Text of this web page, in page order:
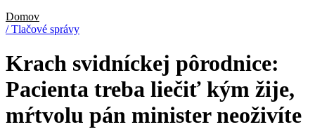
Domov
/ Tlačové správy
Krach svidníckej pôrodnice:
Pacienta treba liečiť kým žije,
mŕtvolu pán minister neoživíte